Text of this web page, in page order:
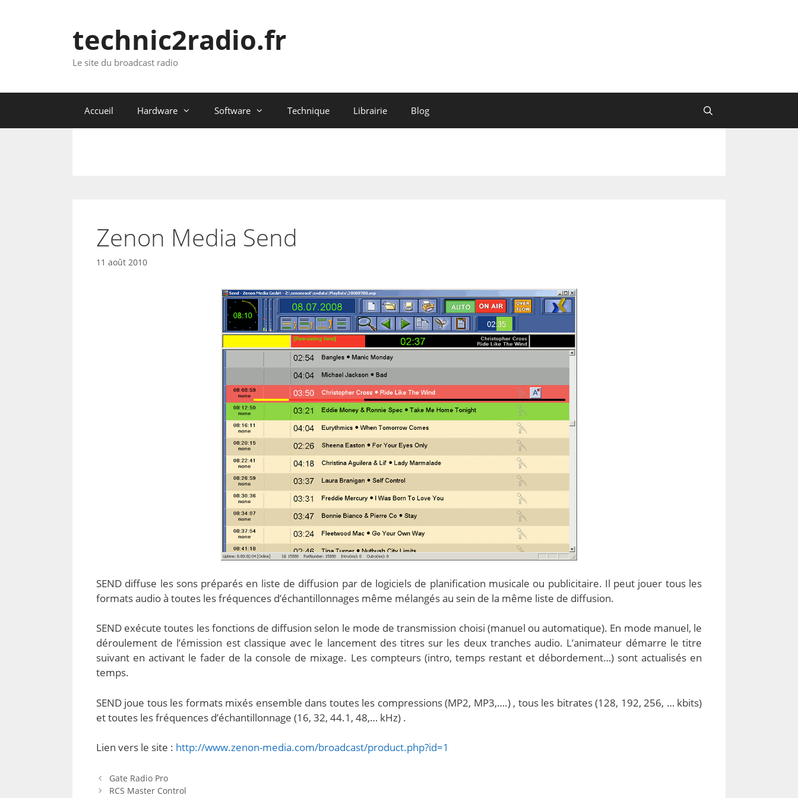
technic2radio.fr
Le site du broadcast radio
Accueil Hardware Software Technique Librairie Blog
Zenon Media Send
11 août 2010
SEND diffuse les sons préparés en liste de diffusion par de logiciels de planification musicale ou publicitaire. Il peut jouer tous les
formats audio à toutes les fréquences d’échantillonnages même mélangés au sein de la même liste de diffusion.
SEND exécute toutes les fonctions de diffusion selon le mode de transmission choisi (manuel ou automatique). En mode manuel, le
déroulement de l’émission est classique avec le lancement des titres sur les deux tranches audio. L’animateur démarre le titre
suivant en activant le fader de la console de mixage. Les compteurs (intro, temps restant et débordement…) sont actualisés en
temps.
SEND joue tous les formats mixés ensemble dans toutes les compressions (MP2, MP3,….) , tous les bitrates (128, 192, 256, … kbits)
et toutes les fréquences d’échantillonnage (16, 32, 44.1, 48,… kHz) .
Lien vers le site : http://www.zenon-media.com/broadcast/product.php?id=1
Gate Radio Pro
RCS Master Control